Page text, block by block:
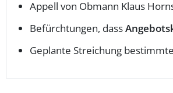
Appell von Obmann Klaus
Befürchtungen, dass
Geplante Streichung